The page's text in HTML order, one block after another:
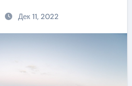
Дек 11, 2022